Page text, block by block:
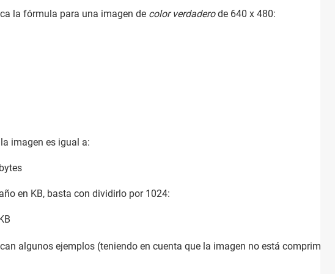
la fórmula para una imagen de color verdaderode 640 x 480:
imagen es igual a:
en KB, basta con dividirlo por 1024:
algunos ejemplos (teniendo en cuenta que la imagen no está